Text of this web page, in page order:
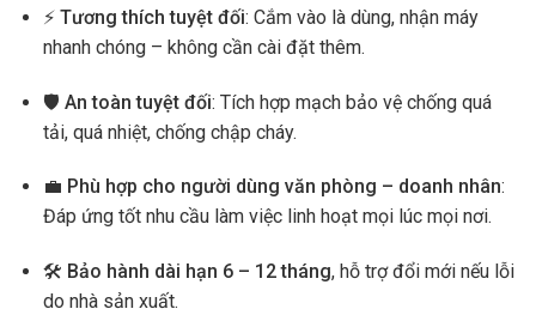
⚡ Tương thích tuyệt đối: Cắm vào là dùng, nhận máy
nhanh chóng – không cần cài đặt thêm.
🛡️ An toàn tuyệt đối: Tích hợp mạch bảo vệ chống quá
tải, quá nhiệt, chống chập cháy.
💼 Phù hợp cho người dùng văn phòng – doanh nhân:
Đáp ứng tốt nhu cầu làm việc linh hoạt mọi lúc mọi nơi.
🛠️ Bảo hành dài hạn 6 – 12 tháng, hỗ trợ đổi mới nếu lỗi
do nhà sản xuất.